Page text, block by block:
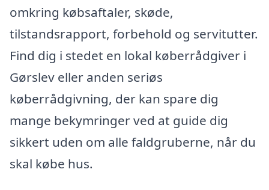
omkring købsaftaler, skøde,
tilstandsrapport, forbehold og servitutter.
Find dig i stedet en lokal køberrådgiver i
Gørslev eller anden seriøs
køberrådgivning, der kan spare dig
mange bekymringer ved at guide dig
sikkert uden om alle faldgruberne, når du
skal købe hus.